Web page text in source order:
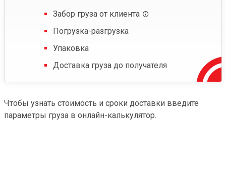
Забор груза от клиента
Погрузка-разгрузка
Упаковка
Доставка груза до получателя
Чтобы узнать стоимость и сроки доставки введите
параметры груза в онлайн-калькулятор.